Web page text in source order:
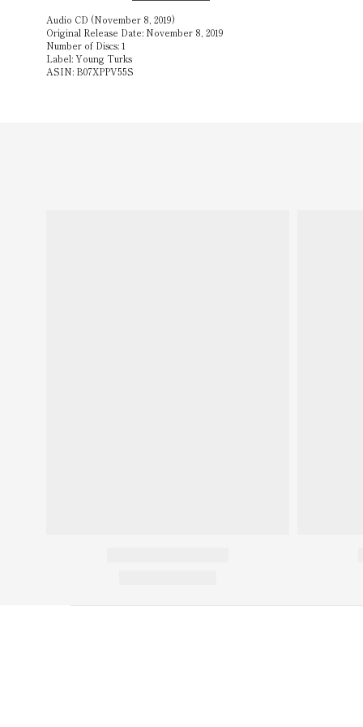
Audio CD (November 8, 2019)
Original Release Date: November 8, 2019
Number of Discs: 1
Label: Young Turks
ASIN: B07XPPV55S